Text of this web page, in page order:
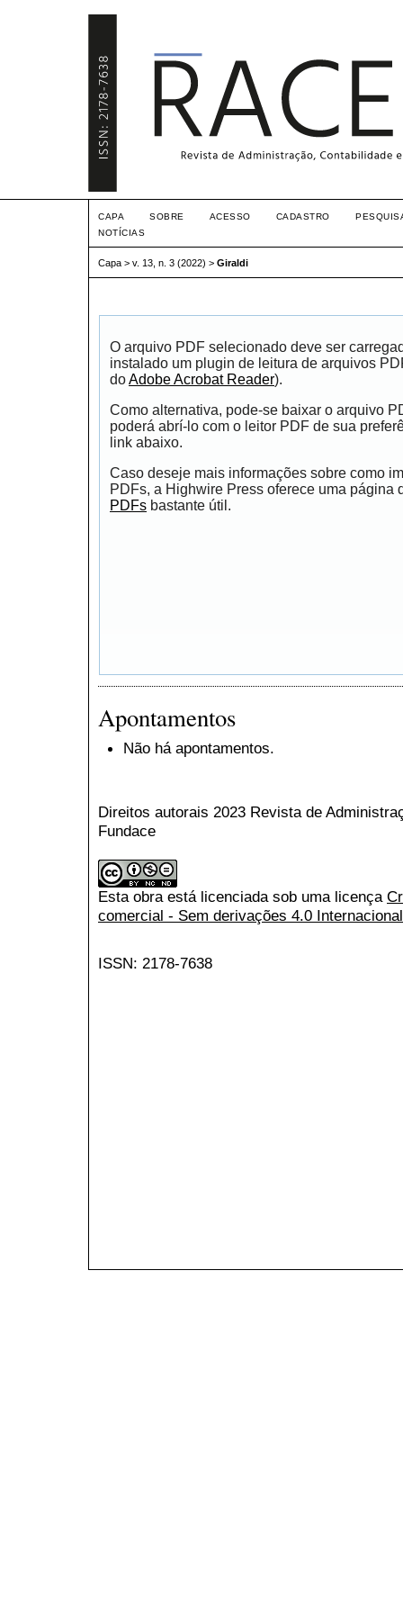
CAPA SOBRE ACESSO CADASTRO
NOTÍCIAS
Capa > v. 13, n. 3 (2022) > Giraldi
O arquivo PDF selecionado deve ser
instalado um plugin de leitura de arquivos
doAdobe Acrobat Reader).
Como alternativa, pode-se baixar o arquivo
poderá abrí-lo com o leitor PDF de sua
link abaixo.
Caso deseje mais informações sobre como
PDFs, a Highwire Press oferece uma página
PDFs bastante útil.
Apontamentos
Não há apontamentos.
Direitos autorais 2023 Revista de
Fundace
Esta obra está licenciada sob uma licença
comercial - Sem derivações 4.0 Internacional
ISSN: 2178-7638